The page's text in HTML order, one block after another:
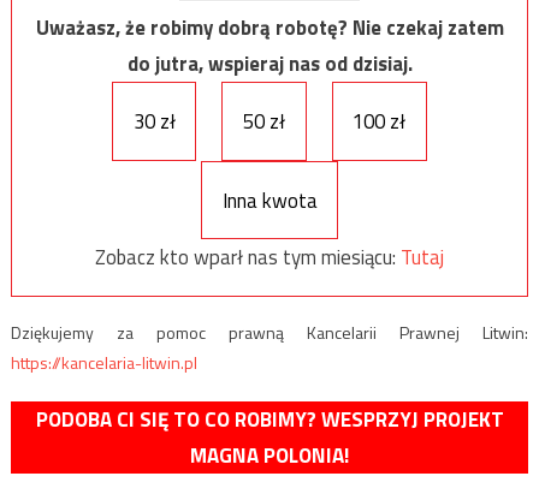
Uważasz, że robimy dobrą robotę? Nie czekaj zatem
do jutra, wspieraj nas od dzisiaj.
30 zł
50 zł 100 zł
Inna kwota
Zobacz kto wparł nas tym miesiącu: Tutaj
Dziękujemy za pomoc prawną Kancelarii Prawnej Litwin:
https://kancelaria-litwin.pl
PODOBA CI SIĘ TO CO ROBIMY? WESPRZYJ PROJEKT
MAGNA POLONIA!